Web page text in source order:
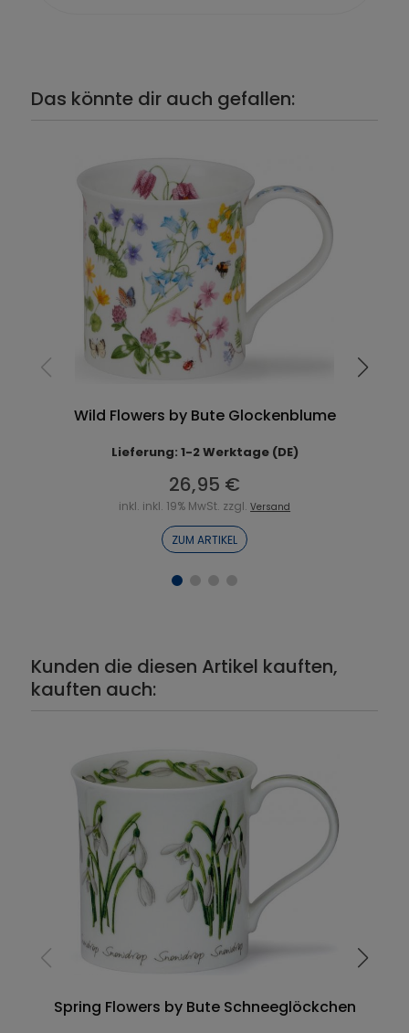
Das könnte dir auch gefallen:
Wild Flowers by Bute Glockenblume
Lieferung: 1-2 Werktage (DE)
26,95 €
inkl. inkl. 19% MwSt. zzgl.Versand
ZUM ARTIKEL
Kunden die diesen Artikel kauften,
kauften auch:
Spring Flowers by Bute Schneeglöckchen